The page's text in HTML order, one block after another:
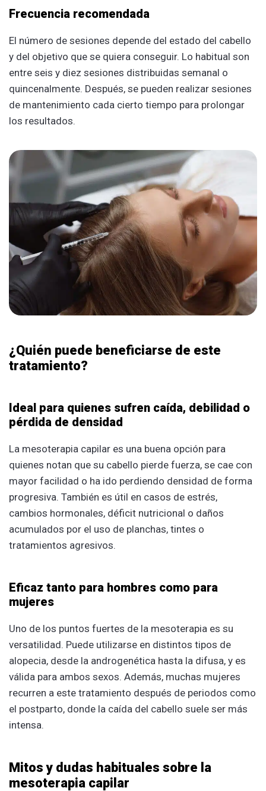
Frecuencia recomendada
El número de sesiones depende del estado del cabello
y del objetivo que se quiera conseguir. Lo habitual son
entre seis y diez sesiones distribuidas semanal o
quincenalmente. Después, se pueden realizar sesiones
de mantenimiento cada cierto tiempo para prolongar
los resultados.
¿Quién puede beneficiarse de este
tratamiento?
Ideal para quienes sufren caída, debilidad o
pérdida de densidad
La mesoterapia capilar es una buena opción para
quienes notan que su cabello pierde fuerza, se cae con
mayor facilidad o ha ido perdiendo densidad de forma
progresiva. También es útil en casos de estrés,
cambios hormonales, déficit nutricional o daños
acumulados por el uso de planchas, tintes o
tratamientos agresivos.
Eficaz tanto para hombres como para
mujeres
Uno de los puntos fuertes de la mesoterapia es su
versatilidad. Puede utilizarse en distintos tipos de
alopecia, desde la androgenética hasta la difusa, y es
válida para ambos sexos. Además, muchas mujeres
recurren a este tratamiento después de periodos como
el postparto, donde la caída del cabello suele ser más
intensa.
Mitos y dudas habituales sobre la
mesoterapia capilar